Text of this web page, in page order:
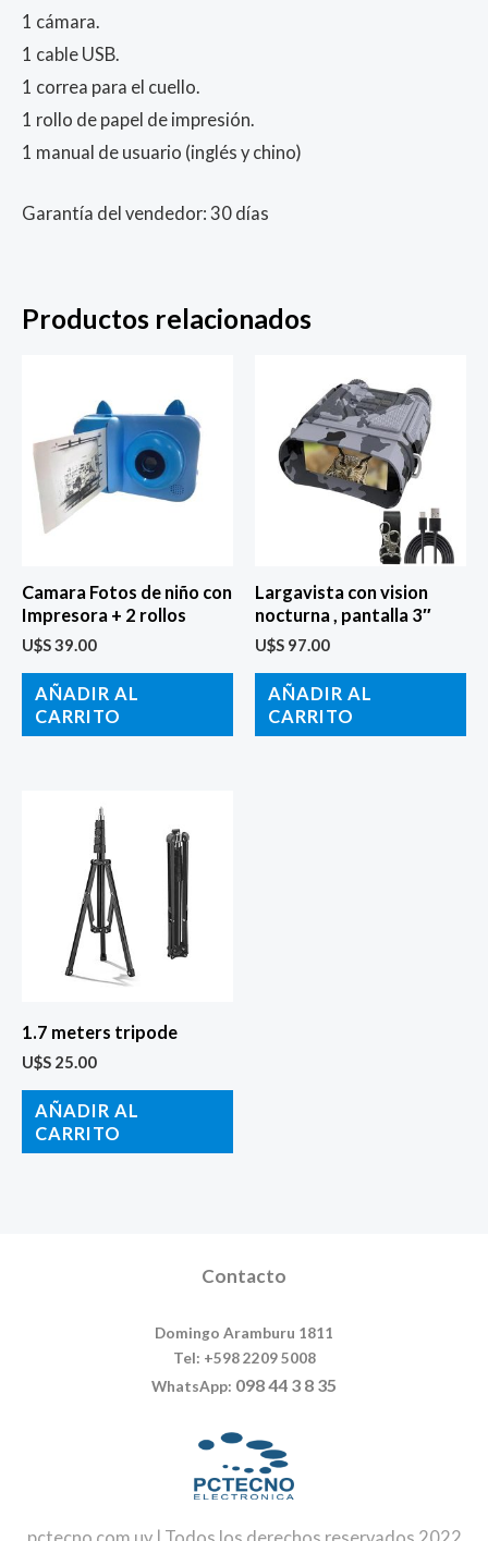
1 cámara.
1 cable USB.
1 correa para el cuello.
1 rollo de papel de impresión.
1 manual de usuario (inglés y chino)
Garantía del vendedor: 30 días
Productos relacionados
Camara Fotos de niño con
Impresora + 2 rollos
U$S39.00
AÑADIR AL
CARRITO
Largavista con vision
nocturna , pantalla 3″
U$S 97.00
AÑADIR AL
CARRITO
1.7 meters tripode
U$S 25.00
AÑADIR AL
CARRITO
Contacto
Domingo Aramburu 1811
Tel: +598 2209 5008
WhatsApp: 098 44 3 8 35